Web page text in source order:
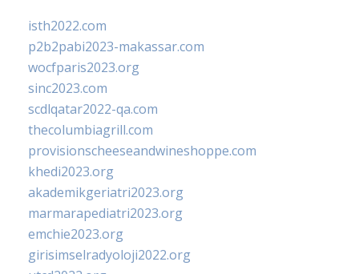
isth2022.com
p2b2pabi2023-makassar.com
wocfparis2023.org
sinc2023.com
scdlqatar2022-qa.com
thecolumbiagrill.com
provisionscheeseandwineshoppe.com
khedi2023.org
akademikgeriatri2023.org
marmarapediatri2023.org
emchie2023.org
girisimselradyoloji2022.org